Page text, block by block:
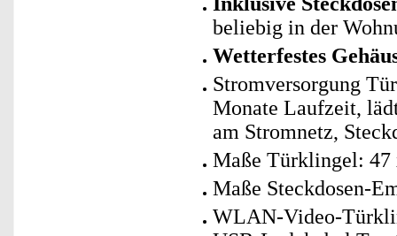
beliebig in der
Wetterfestes
Stromversorgung
Monate Laufzeit,
am Stromnetz,
Maße Türklingel: 47
Maße Steckdosen-
WLAN-Video-